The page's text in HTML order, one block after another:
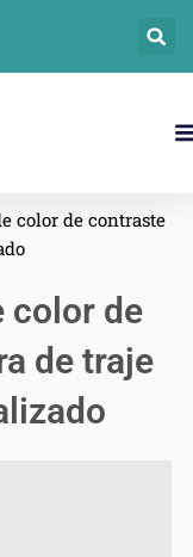
color de contraste
color de
de traje